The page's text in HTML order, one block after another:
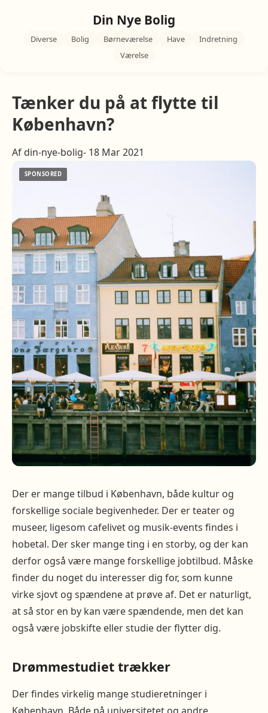
Din Nye Bolig
Diverse Bolig Børneværelse Have
Indretning
Værelse
Tænker du på at flytte til
København?
Af din-nye-bolig- 18 Mar 2021
Der er mange tilbud i København, både kultur og
forskellige sociale begivenheder. Der er teater og
museer, ligesom cafelivet og musik-events findes i
hobetal. Der sker mange ting i en storby, og der kan
derfor også være mange forskellige jobtilbud. Måske
finder du noget du interesser dig for, som kunne
virke sjovt og spændene at prøve af. Det er naturligt,
at så stor en by kan være spændende, men det kan
også være jobskifte eller studie der flytter dig.
Drømmestudiet trækker
Der findes virkelig mange studieretninger i